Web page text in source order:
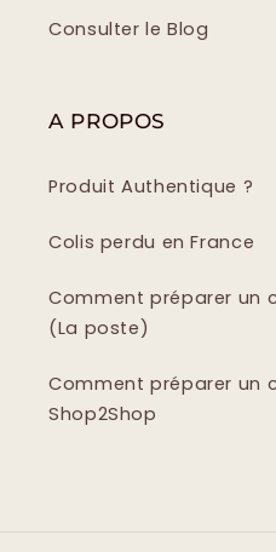
Consulter le Blog
A PROPOS
Produit Authentique ?
Colis perdu en France
Comment préparer un
(La poste)
Comment préparer un
Shop2Shop